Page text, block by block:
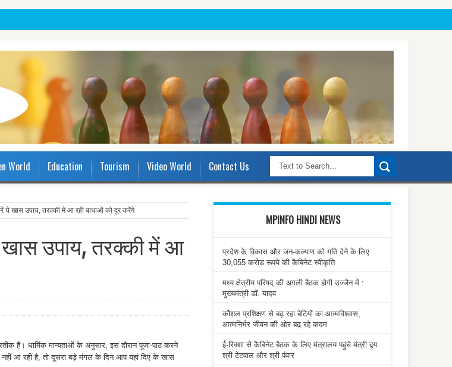
World Education Tourism Video World Contact Us
ये खास उपाय, तरक्की में आ रही बाधाओं को दूर करेंगे
उपाय, तरक्की में आ
हैं। धार्मिक मान्यताओं के अनुसार, इस दौरान पूजा-पाठ करने
नहीं आ रही है, तो दूसरा बड़े मंगल के दिन आप यहां दिए के खास
MPINFO HINDI NEWS
प्रदेश के विकास और जन-कल्याण को गति देने के लिए
30,055 करोड़ रूपये की कैबिनेट स्वीकृति
मध्य क्षेत्रीय परिषद् की अगली बैठक होगी उज्जैन में :
मुख्यमंत्री डॉ. यादव
कौशल प्रशिक्षण से बढ़ रहा बेटियों का आत्मविश्वास,
आत्मनिर्भर जीवन की ओर बढ़ रहे कदम
ई-रिक्शा से कैबिनेट बैठक के लिए मंत्रालय पहुंचे मंत्री द्वय
श्री टेटवाल और श्री पंवार